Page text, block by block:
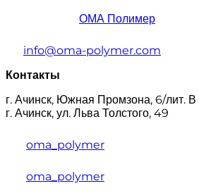
ОМА Полимер
info@oma-polymer.com
Контакты
г. Ачинск, Южная Промзона, 6/лит. В
г. Ачинск, ул. Льва Толстого, 49
oma_polymer
oma_polymer